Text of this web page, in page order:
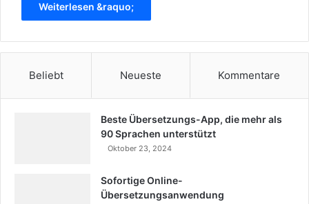
Weiterlesen &raquo;
Beliebt Neueste Kommentare
Beste Übersetzungs-App, die mehr als
90 Sprachen unterstützt
Oktober 23, 2024
Sofortige Online-
Übersetzungsanwendung